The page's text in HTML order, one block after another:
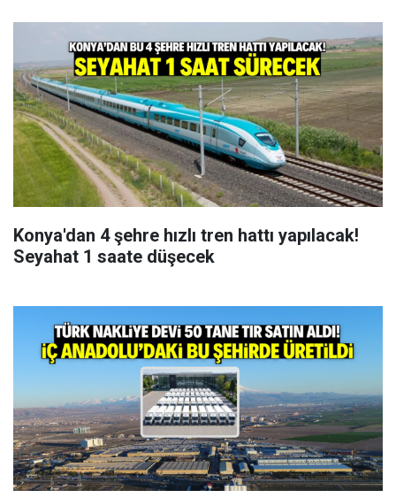
Konya'dan 4 şehre hızlı tren hattı yapılacak!
Seyahat 1 saate düşecek